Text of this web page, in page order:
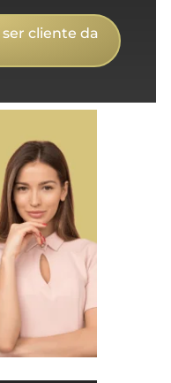
cliente da